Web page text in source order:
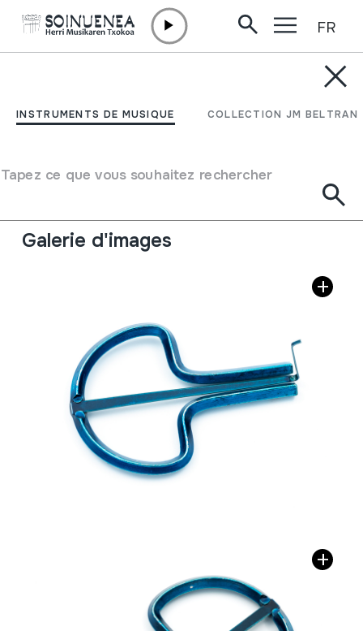
INSTRUMENTS DE MUSIQUE COLLECTION JM BELTRAN
Tapez ce que vous souhaitez rechercher
FR
GUIMBARDE
Type d'instrument de musique
Idiophones
Galerie d'images